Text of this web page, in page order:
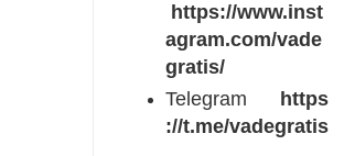
https://www.inst
agram.com/vade
gratis/
Telegram
https
://t.me/vadegratis